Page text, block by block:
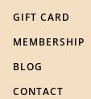
GIFT CARD
MEMBERSHIP
BLOG
CONTACT